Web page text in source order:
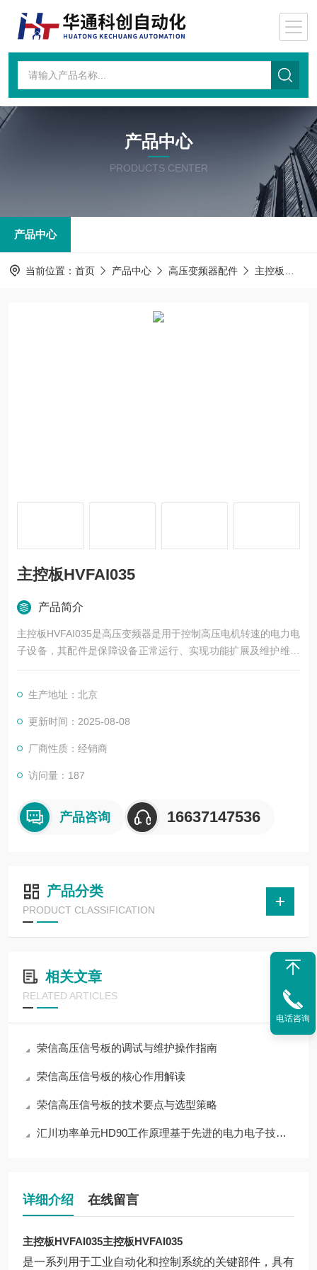
产品中心
PRODUCTS CENTER
产品中心
当前位置： 首页 产品中心 高压变频器配件 主控板
主控板HVFAI035
产品简介
主控板HVFAI035是高压变频器是用于控制高压电机转速的电力电
子设备，其配件是保障设备正常运行、实现功能扩展及维护维修
的重要组成部分。这些配件种类繁多，涵盖了功率变换、控制、
生产地址：北京
更新时间：2025-08-08
厂商性质：经销商
访问量：187
产品咨询 16637147536
产品分类
PRODUCT CLASSIFICATION
相关文章
RELATED ARTICLES
荣信高压信号板的调试与维护操作指南
荣信高压信号板的核心作用解读
荣信高压信号板的技术要点与选型策略
汇川功率单元HD90工作原理基于先进的电力电子技术和控制策略
详细介绍 在线留言
主控板HVFAI035主控板HVFAI035
是一系列用于工业自动化和控制系统的关键部件，具有
电话咨询